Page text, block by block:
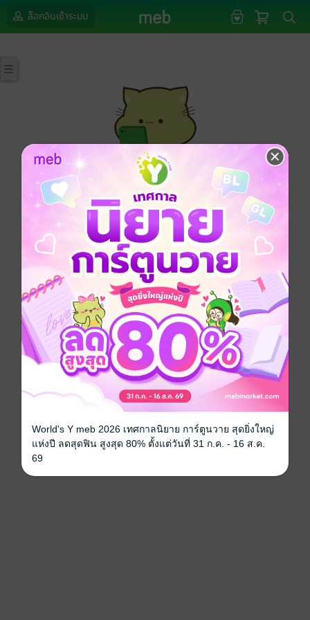
ล็อกอินเข้าระบบ
กรุณาเข้าสู่ระบบก่อนดำเนินรายการด้วยค่ะ
ล็อกอินเข้าระบบ
World's Y meb 2026 เทศกาลนิยาย การ์ตูนวาย สุดยิ่งใหญ่
แห่งปี ลดสุดฟิน สูงสุด 80% ตั้งแต่วันที่ 31 ก.ค. - 16 ส.ค.
69